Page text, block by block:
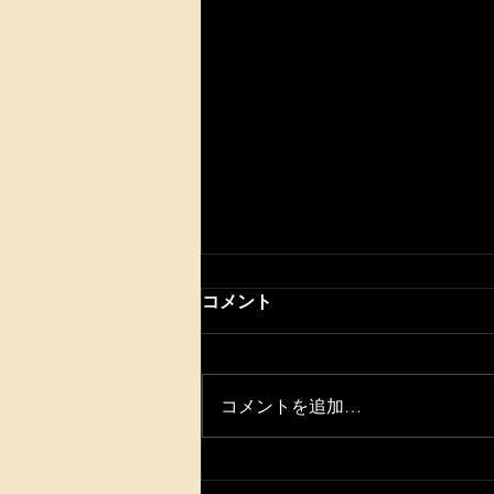
コメント
コメントを追加…